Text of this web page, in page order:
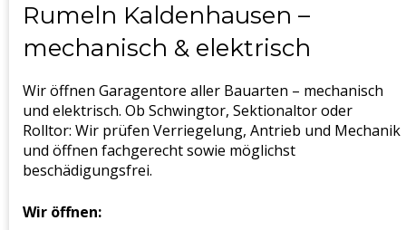
Rumeln Kaldenhausen –
mechanisch & elektrisch
Wir öffnen Garagentore aller Bauarten – mechanisch
und elektrisch. Ob Schwingtor, Sektionaltor oder
Rolltor: Wir prüfen Verriegelung, Antrieb und Mechanik
und öffnen fachgerecht sowie möglichst
beschädigungsfrei.
Wir öffnen: